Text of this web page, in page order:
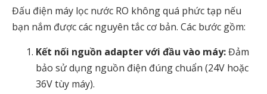
Đấu điện máy lọc nước RO không quá phức tạp nếu
bạn nắm được các nguyên tắc cơ bản. Các bước gồm:
Kết nối nguồn adapter với đầu vào máy:Đảm
bảo sử dụng nguồn điện đúng chuẩn (24V hoặc
36V tùy máy).